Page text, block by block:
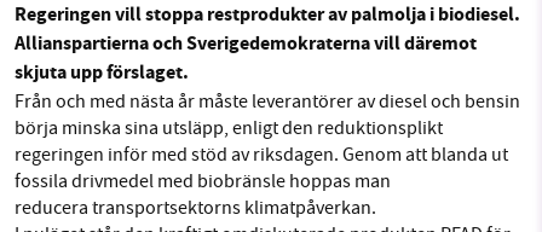
Sparade inlägg
Facebook Instagram BlueSky
Threads LinkedIn
Regeringen vill stoppa restprodukter av palmolja i biodiesel.
Allianspartierna och Sverigedemokraterna vill däremot
skjuta upp förslaget.
Från och med nästa år måste leverantörer av diesel och bensin
börja minska sina utsläpp, enligt den reduktionsplikt
regeringen inför med stöd av riksdagen. Genom att blanda ut
fossila drivmedel med biobränsle hoppas man
reducera transportsektorns klimatpåverkan.
SMB kämpar för en hållbar framtid. Sedan
starten 2010 har vår ideella redaktion drivit
miljödebatten framåt genom
nyhetsbevakning och granskningar. Nu vill vi